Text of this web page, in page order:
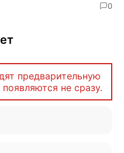
0
предварительную
не сразу.